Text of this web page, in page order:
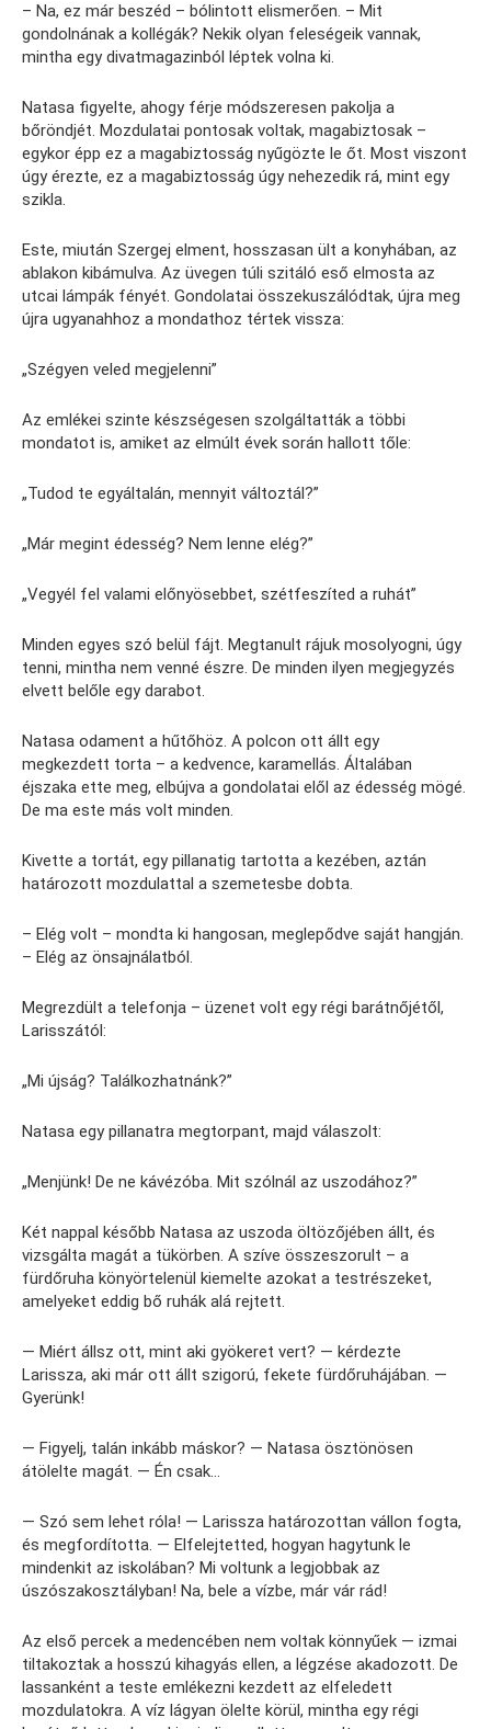
– Na, ez már beszéd – bólintott elismerően. – Mit
gondolnának a kollégák? Nekik olyan feleségeik vannak,
mintha egy divatmagazinból léptek volna ki.
Natasa figyelte, ahogy férje módszeresen pakolja a
bőröndjét. Mozdulatai pontosak voltak, magabiztosak –
egykor épp ez a magabiztosság nyűgözte le őt. Most viszont
úgy érezte, ez a magabiztosság úgy nehezedik rá, mint egy
szikla.
Este, miután Szergej elment, hosszasan ült a konyhában, az
ablakon kibámulva. Az üvegen túli szitáló eső elmosta az
utcai lámpák fényét. Gondolatai összekuszálódtak, újra meg
újra ugyanahhoz a mondathoz tértek vissza:
„Szégyen veled megjelenni”
Az emlékei szinte készségesen szolgáltatták a többi
mondatot is, amiket az elmúlt évek során hallott tőle:
„Tudod te egyáltalán, mennyit változtál?”
„Már megint édesség? Nem lenne elég?”
„Vegyél fel valami előnyösebbet, szétfeszíted a ruhát”
Minden egyes szó belül fájt. Megtanult rájuk mosolyogni, úgy
tenni, mintha nem venné észre. De minden ilyen megjegyzés
elvett belőle egy darabot.
Natasa odament a hűtőhöz. A polcon ott állt egy
megkezdett torta – a kedvence, karamellás. Általában
éjszaka ette meg, elbújva a gondolatai elől az édesség mögé.
De ma este más volt minden.
Kivette a tortát, egy pillanatig tartotta a kezében, aztán
határozott mozdulattal a szemetesbe dobta.
– Elég volt – mondta ki hangosan, meglepődve saját hangján.
– Elég az önsajnálatból.
Megrezdült a telefonja – üzenet volt egy régi barátnőjétől,
Larisszától:
„Mi újság? Találkozhatnánk?”
Natasa egy pillanatra megtorpant, majd válaszolt:
„Menjünk! De ne kávézóba. Mit szólnál az uszodához?”
Két nappal később Natasa az uszoda öltözőjében állt, és
vizsgálta magát a tükörben. A szíve összeszorult – a
fürdőruha könyörtelenül kiemelte azokat a testrészeket,
amelyeket eddig bő ruhák alá rejtett.
— Miért állsz ott, mint aki gyökeret vert? — kérdezte
Larissza, aki már ott állt szigorú, fekete fürdőruhájában. —
Gyerünk!
— Figyelj, talán inkább máskor? — Natasa ösztönösen
átölelte magát. — Én csak…
— Szó sem lehet róla! — Larissza határozottan vállon fogta,
és megfordította. — Elfelejtetted, hogyan hagytunk le
mindenkit az iskolában? Mi voltunk a legjobbak az
úszószakosztályban! Na, bele a vízbe, már vár rád!
Az első percek a medencében nem voltak könnyűek — izmai
tiltakoztak a hosszú kihagyás ellen, a légzése akadozott. De
lassanként a teste emlékezni kezdett az elfeledett
mozdulatokra. A víz lágyan ölelte körül, mintha egy régi